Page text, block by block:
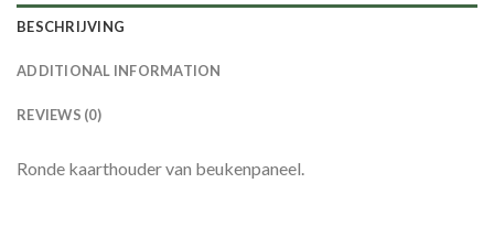
BESCHRIJVING
ADDITIONAL INFORMATION
REVIEWS (0)
Ronde kaarthouder van beukenpaneel.